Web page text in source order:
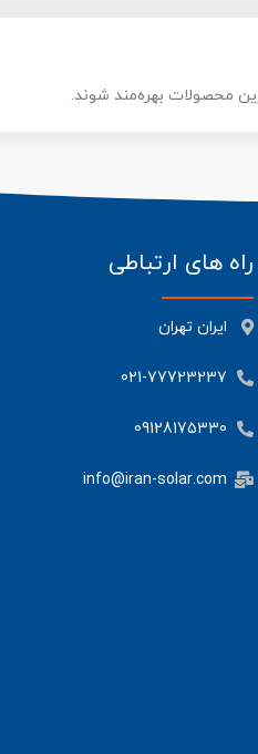
محصولات بهره‌مند شوند.​
راه های ارتباطی
ایران تهران
021-77723237
09128175330
info@iran-solar.com